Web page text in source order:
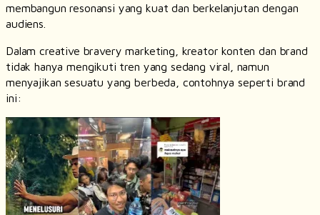
membangun resonansi yang kuat dan berkelanjutan dengan
audiens.
Dalamcreative bravery marketing , kreator konten dan brand
tidak hanya mengikuti tren yang sedang viral, namun
menyajikan sesuatu yang berbeda, contohnya seperti brand
ini: